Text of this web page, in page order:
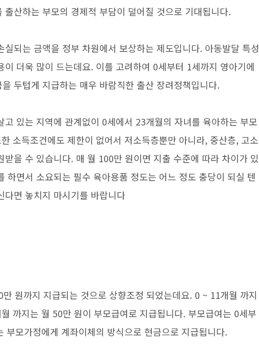
출산하는 부모의 경제적 부담이 덜어질 것으로 기대됩니다.
되는 금액을 정부 차원에서 보상하는 제도입니다. 아동발달 특성
이 더욱 많이 드는데요. 이를 고려하여 0세부터 1세까지 영아기에
두텁게 지급하는 매우 바람직한 출산 장려정책입니다.
고 있는 지역에 관계없이 0세에서 23개월의 자녀를 육아하는 부모
소득조건에도 제한이 없어서 저소득층뿐만 아니라, 중산층, 고소
받을 수 있습니다. 매 월 100만 원이면 지출 수준에 따라 차이가 있
하면서 소요되는 필수 육아용품 정도는 어느 정도 충당이 되실 텐
다면 놓치지 마시기를 바랍니다
원까지 지급되는 것으로 상향조정 되었는데요. 0 ~ 11개월 까지
까지는 월 50만 원이 부모급여로 지급됩니다. 부모급여는 0세부
부모가정에게 계좌이체의 방식으로 현금으로 지급됩니다.